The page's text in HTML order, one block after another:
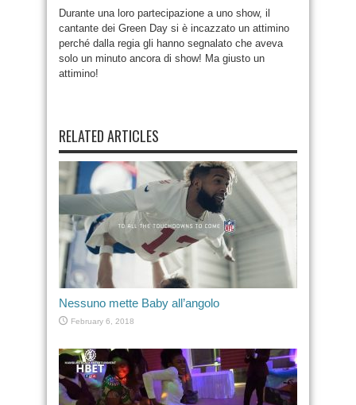
Durante una loro partecipazione a uno show, il
cantante dei Green Day si è incazzato un attimino
perché dalla regia gli hanno segnalato che aveva
solo un minuto ancora di show! Ma giusto un
attimino!
RELATED ARTICLES
Nessuno mette Baby all’angolo
February 6, 2018